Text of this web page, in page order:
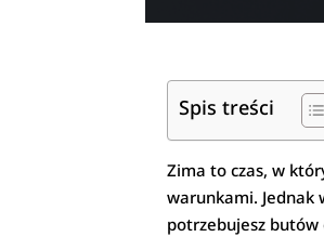
Spis treści
Zima to czas, w
warunkami. Jednak
potrzebujesz butów